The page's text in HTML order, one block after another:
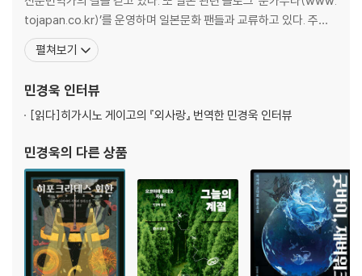
tojapan.co.kr)’를 운영하며 일본문화 팬들과 교류하고 있다. 주요
역서로는 요시다 슈이치의 『거짓말의 거짓말』, 『첫사랑 온천』, 『여자
는 두 번 떠난다』, 히가시노 게이고의 『11문자 살인사건』, 『브루투스
자』, 이케이도
펼쳐보기
민경욱 인터뷰
[읽다]히가시노 게이고의 『외사랑』 번역한 민경욱 인터뷰
민경욱의 다른 상품